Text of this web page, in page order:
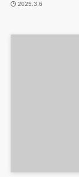
2025.3.6